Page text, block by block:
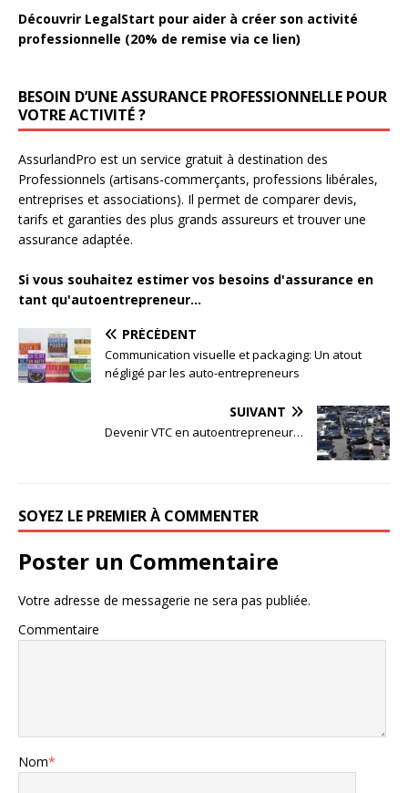
Découvrir LegalStart pour aider à créer son activité
professionnelle (20% de remise via ce lien)
BESOIN D’UNE ASSURANCE PROFESSIONNELLE POUR
VOTRE ACTIVITÉ ?
AssurlandPro est un service gratuit à destination des
Professionnels (artisans-commerçants, professions libérales,
entreprises et associations). Il permet de comparer devis,
tarifs et garanties des plus grands assureurs et trouver une
assurance adaptée.
Si vous souhaitez estimer vos besoins d'assurance en
tant qu'autoentrepreneur...
PRÉCÉDENT
Communication visuelle et packaging: Un atout
négligé par les auto-entrepreneurs
SUIVANT
Devenir VTC en autoentrepreneur…
SOYEZ LE PREMIER À COMMENTER
Poster un Commentaire
Votre adresse de messagerie ne sera pas publiée.
Commentaire
Nom*